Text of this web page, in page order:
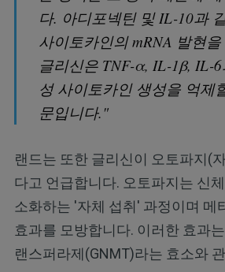
다. 아디포넥틴 및 IL-10과
사이토카인의 mRNA 발현
글리신은 TNF-α, IL-1β, IL-
성 사이토카인 생성을 억제
문입니다."
랜드는 또한 글리신이 오토파지(
다고 언급합니다. 오토파지는 신
소화하는 '자체 섭취' 과정이며 메
효과를 모방합니다. 이러한 효과
랜스퍼라제(GNMT)라는 효소와